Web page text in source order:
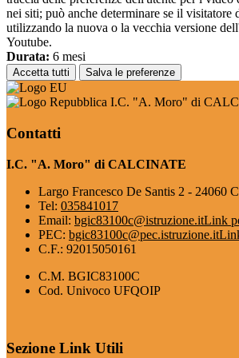
nei siti; può anche determinare se il visitatore
utilizzando la nuova o la vecchia versione
Youtube.
Durata: 6 mesi
Accetta tutti Salva le preferenze
I.C. "A. Moro" di
Contatti
I.C. "A. Moro" di CALCINATE
Largo Francesco De Santis 2 - 24060
Tel: 035841017
Email: bgic83100c@istruzione.itLink
PEC: bgic83100c@pec.istruzione.it
C.F.: 92015050161
C.M. BGIC83100C
Cod. Univoco UFQOIP
Sezione Link Utili